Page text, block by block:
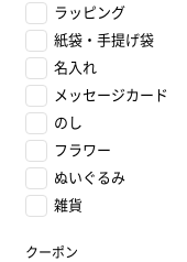
ラッピング
紙袋・手提げ袋
名入れ
メッセージカード
のし
フラワー
ぬいぐるみ
雑貨
クーポン